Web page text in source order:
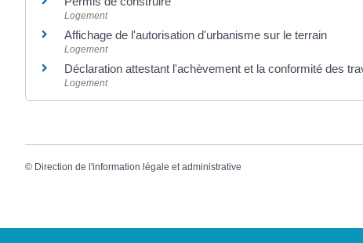
Logement
Affichage de l'autorisation d'urbanisme sur le terrain
Logement
Déclaration attestant l'achèvement et la conformité des
Logement
© Direction de l'information légale et administrative